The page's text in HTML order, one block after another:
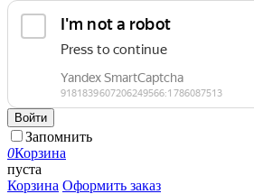
Войти
Запомнить
0Корзина
пуста
Корзина Оформить заказ